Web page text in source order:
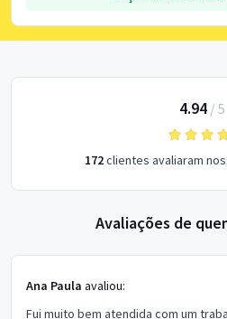
4.94/ 5
172clientes avaliaram
Avaliações de
Ana Paula avaliou:
Fui muito bem atendida com um